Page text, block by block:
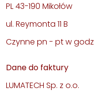
PL 43-190 Mikołów
ul. Reymonta 11 B
Czynne pn - pt w
Dane do faktury
LUMATECH Sp. z o.o.